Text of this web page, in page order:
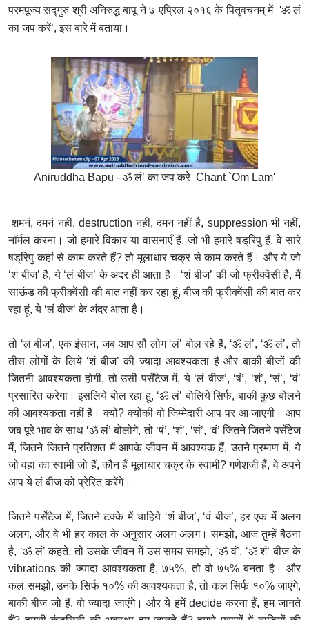
परमपूज्य सद्‍गुरु श्री अनिरुद्ध बापू ने ७ एप्रिल २०१६ के पितृवचनम् में 'ॐ लं
का जप करें’, इस बारे में बताया।
Aniruddha Bapu - ॐ लं’ का जप करे Chant `Om Lam'
शमनं, दमनं नहीं, destruction नहीं, दमन नहीं है, suppression भी नहीं,
नॉर्मल करना। जो हमारे विकार या वासनाएँ हैं, जो भी हमारे षड्‌रिपु हैं, वे सारे
षड्‌रिपु कहां से काम करते हैं? तो मूलाधार चक्र से काम करते हैं। और ये जो
‘शं बीज’ है, ये ‘लं बीज’ के अंदर ही आता है। ‘शं बीज’ की जो फ्रीक्वेंसी है, मैं
साऊंड की फ्रीक्वेंसी की बात नहीं कर रहा हूं, बीज की फ्रीक्वेंसी की बात कर
रहा हूं, ये ‘लं बीज’ के अंदर आता है।
तो ‘लं बीज’, एक इंसान, जब आप सौ लोग ‘लं’ बोल रहे हैं, ‘ॐ लं’, ‘ॐ लं’, तो
तीस लोगों के लिये ‘शं बीज’ की ज्यादा आवश्यकता है और बाकी बीजों की
जितनी आवश्यकता होगी, तो उसी पर्सेंटेज में, ये ‘लं बीज’, ‘षं’, ‘शं’, ‘सं’, ‘वं’
प्रसारित करेगा। इसलिये बोल रहा हूं, ‘ॐ लं’ बोलिये सिर्फ, बाकी कुछ बोलने
की आवश्यकता नहीं है। क्यों? क्योंकी वो जिम्मेदारी आप पर आ जाएगी। आप
जब पूरे भाव के साथ ‘ॐ लं’ बोलोगे, तो ‘षं’, ‘शं’, ‘सं’, ‘वं’ जितने जितने पर्सेंटेज
में, जितने जितने प्रतिशत में आपके जीवन में आवश्यक हैं, उतने प्रमाण में, ये
जो वहां का स्वामी जो हैं, कौन हैं मूलाधार चक्र के स्वामी? गणेशजी हैं, वे अपने
आप ये लं बीज को प्रेरित करेंगे।
जितने पर्सेंटेज में, जितने टक्के में चाहिये ‘शं बीज’, ‘वं बीज’, हर एक में अलग
अलग, और वे भी हर काल के अनुसार अलग अलग। समझो, आज तुम्हें बैठना
है, ‘ॐ लं’ कहते, तो उसके जीवन में उस समय समझो, ‘ॐ वं’, ‘ॐ शं’ बीज के
vibrations की ज्यादा आवश्यकता है, ७५%, तो वो ७५% बनता है। और
कल समझो, उनके सिर्फ १०% की आवश्यकता है, तो कल सिर्फ १०% जाएंगे,
बाकी बीज जो हैं, वो ज्यादा जाएंगे। और ये हमें decide करना हैं, हम जानते